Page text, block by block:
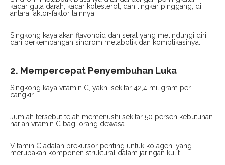
kadar gula darah, kadar kolesterol, dan lingkar pinggang, di
antara faktor-faktor lainnya.
Singkong kaya akan flavonoid dan serat yang melindungi diri
dari perkembangan sindrom metabolik dan komplikasinya.
2. Mempercepat Penyembuhan Luka
Singkong kaya vitamin C, yakni sekitar 42,4 miligram per
cangkir.
Jumlah tersebut telah memenushi sekitar 50 persen kebutuhan
harian vitamin C bagi orang dewasa.
Vitamin C adalah prekursor penting untuk kolagen, yang
merupakan komponen struktural dalam jaringan kulit.